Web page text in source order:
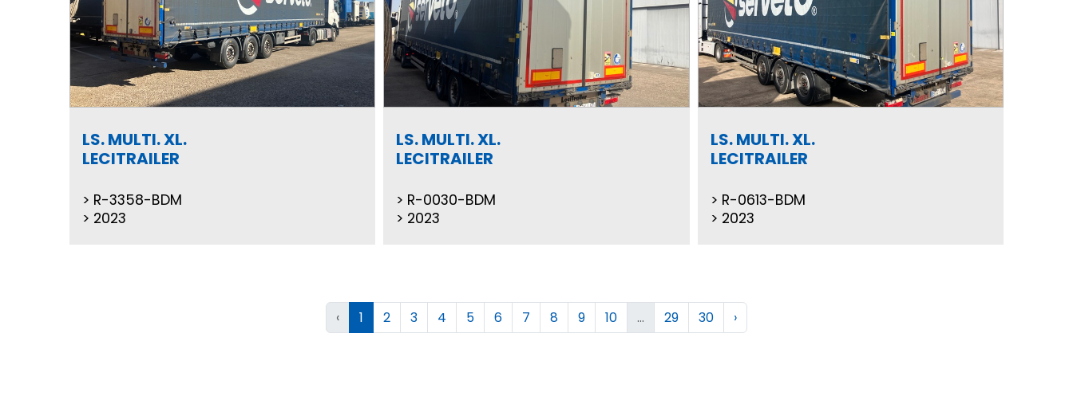
LS. MULTI. XL.
LECITRAILER
R-3358-BDM
2023
LS. MULTI. XL.
LECITRAILER
R-0030-BDM
2023
LS. MULTI. XL.
LECITRAILER
R-0613-BDM
2023
‹ 1 2 3 4 5 6 7 8 9 10 ... 29 30 ›